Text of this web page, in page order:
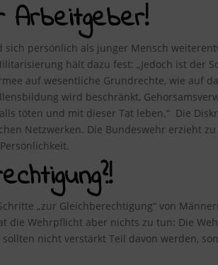
persönlich als junger Mensch
hält dazu fest: „Jedoch ist der
auf wesentliche Grundrechte, wie auf
wird beschränkt,
töten und mit dieser Tat leben.“ Die
Netzwerken. Die Bundeswehr erzieht
„zur Gleichberechtigung“ von
die Wehrpflicht aber nichts zu tun: Die
nicht verstärkt Teil davon werden,